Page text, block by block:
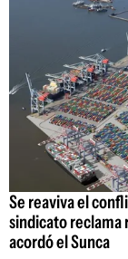
Se reaviva el
sindicato reclama
acordó el Sunca